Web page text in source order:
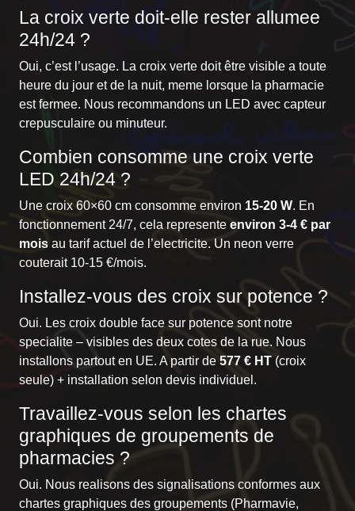
La croix verte doit-elle rester allumee
24h/24 ?
Oui, c’est l’usage. La croix verte doit être visible a toute
heure du jour et de la nuit, meme lorsque la pharmacie
est fermee. Nous recommandons un LED avec capteur
crepusculaire ou minuteur.
Combien consomme une croix verte
LED 24h/24 ?
Une croix 60×60 cm consomme environ 15-20 W. En
fonctionnement 24/7, cela represente environ 3-4 € par
mois au tarif actuel de l’electricite. Un neon verre
couterait 10-15 €/mois.
Installez-vous des croix sur potence ?
Oui. Les croix double face sur potence sont notre
specialite – visibles des deux cotes de la rue. Nous
installons partout en UE. A partir de 577 € HT (croix
seule) + installation selon devis individuel.
Travaillez-vous selon les chartes
graphiques de groupements de
pharmacies ?
Oui. Nous realisons des signalisations conformes aux
chartes graphiques des groupements (Pharmavie,